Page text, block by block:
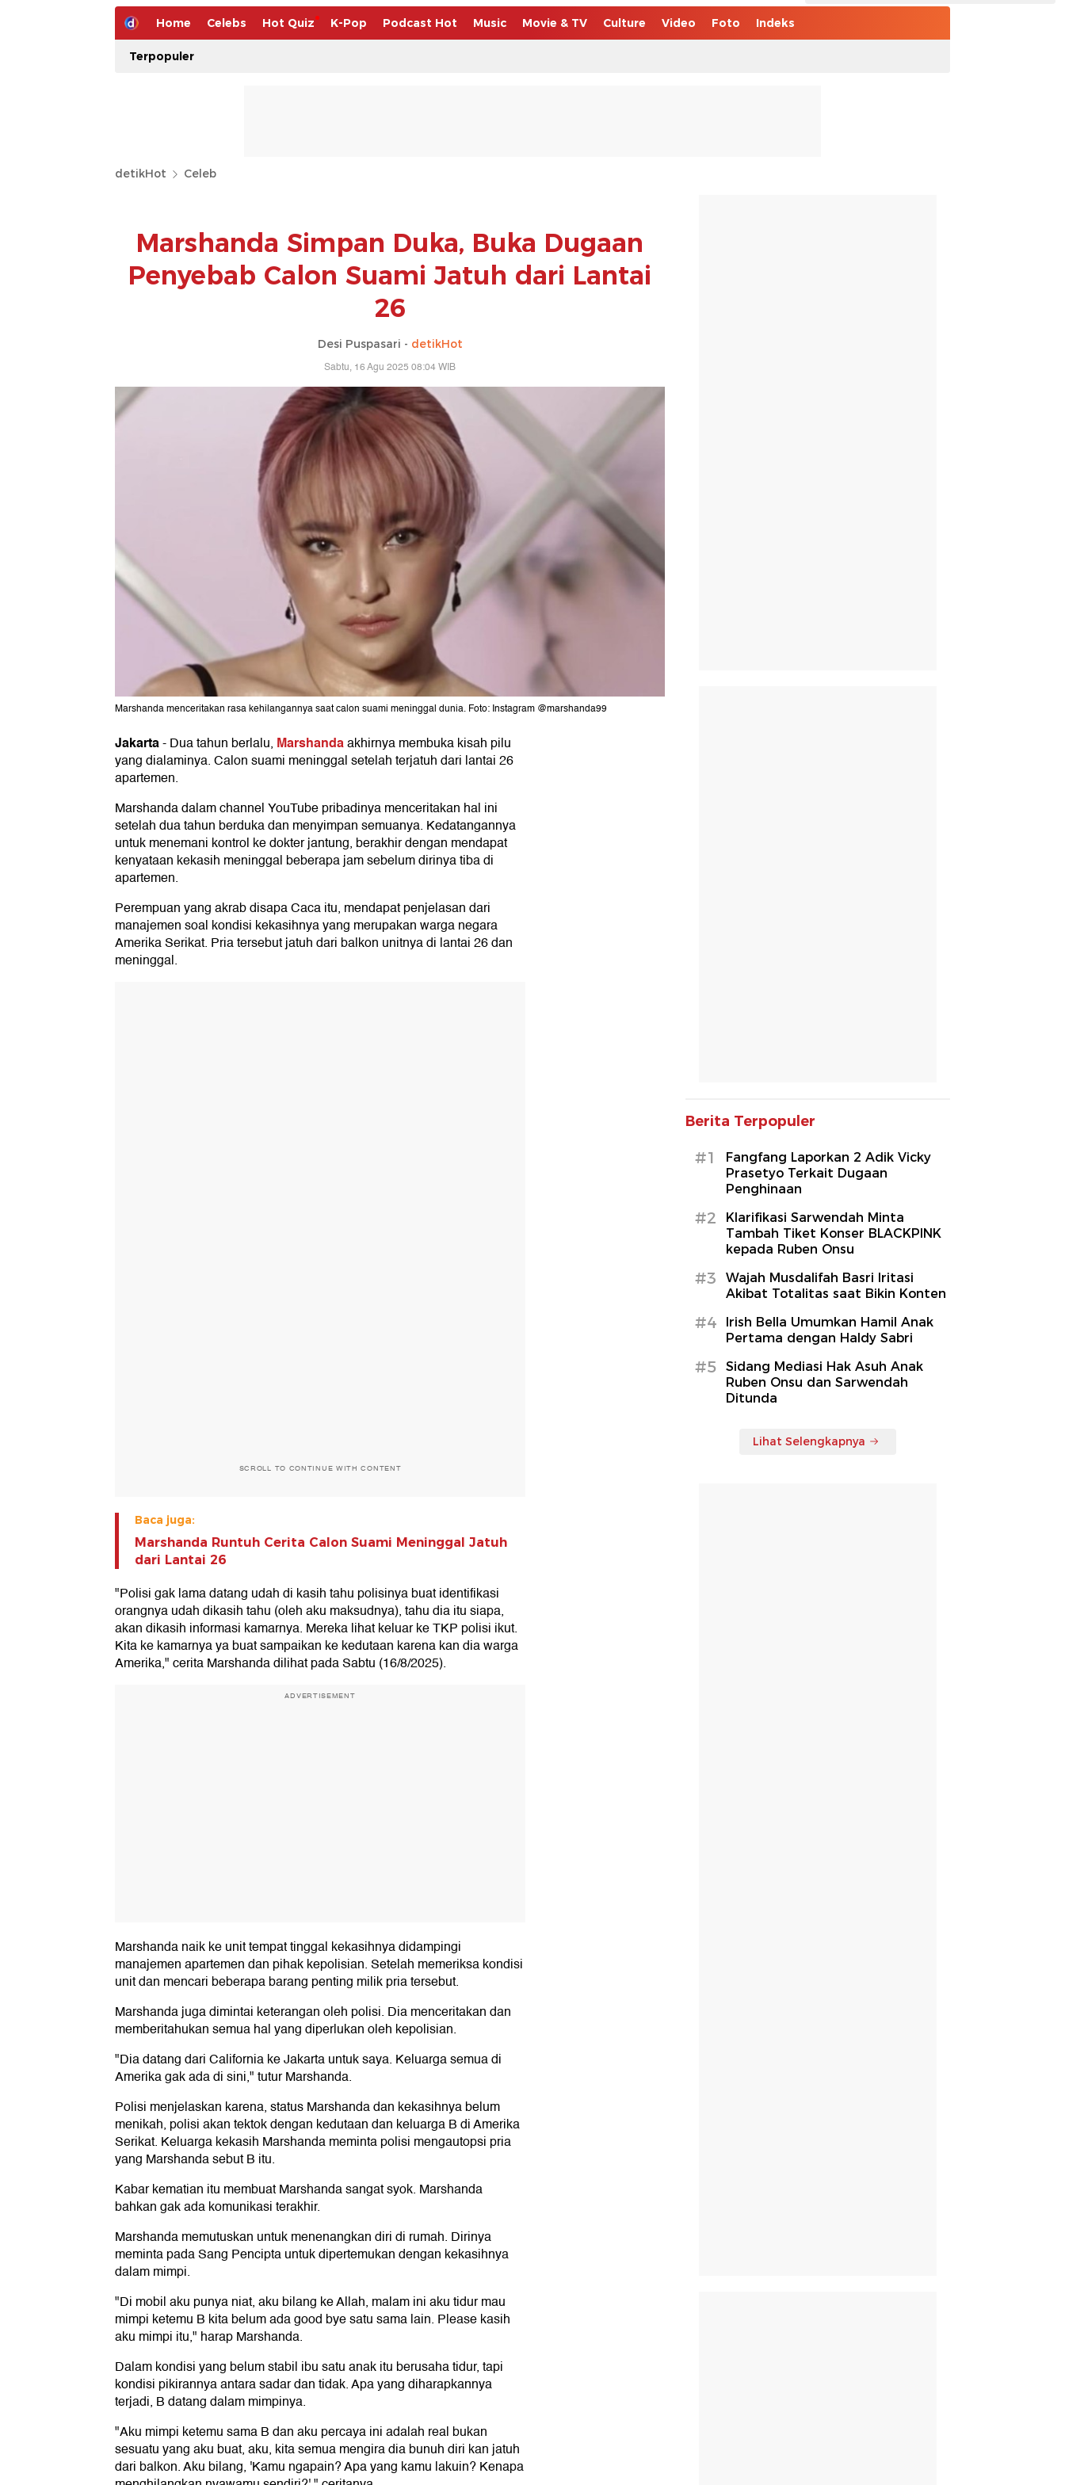
Home Celebs Hot Quiz K-Pop Podcast Hot Music Movie & TV Culture Video Foto Indeks
Terpopuler
detikHot Celeb
Marshanda Simpan Duka, Buka Dugaan
Penyebab Calon Suami Jatuh dari Lantai
26
Desi Puspasari - detikHot
Sabtu, 16 Agu 2025 08:04 WIB
Marshanda menceritakan rasa kehilangannya saat calon suami meninggal dunia. Foto: Instagram @marshanda99
Jakarta-Dua tahun berlalu, Marshandaakhirnya membuka kisah pilu
yang dialaminya. Calon suami meninggal setelah terjatuh dari lantai 26
apartemen.
Marshanda dalam channel YouTube pribadinya menceritakan hal ini
setelah dua tahun berduka dan menyimpan semuanya. Kedatangannya
untuk menemani kontrol ke dokter jantung, berakhir dengan mendapat
kenyataan kekasih meninggal beberapa jam sebelum dirinya tiba di
apartemen.
Perempuan yang akrab disapa Caca itu, mendapat penjelasan dari
manajemen soal kondisi kekasihnya yang merupakan warga negara
Amerika Serikat. Pria tersebut jatuh dari balkon unitnya di lantai 26 dan
meninggal.
SCROLL TO CONTINUE WITH CONTENT
Baca juga:
Marshanda Runtuh Cerita Calon Suami Meninggal Jatuh
dari Lantai 26
"Polisi gak lama datang udah di kasih tahu polisinya buat identifikasi
orangnya udah dikasih tahu (oleh aku maksudnya), tahu dia itu siapa,
akan dikasih informasi kamarnya. Mereka lihat keluar ke TKP polisi ikut.
Kita ke kamarnya ya buat sampaikan ke kedutaan karena kan dia warga
Amerika," cerita Marshanda dilihat pada Sabtu (16/8/2025).
ADVERTISEMENT
Marshanda naik ke unit tempat tinggal kekasihnya didampingi
manajemen apartemen dan pihak kepolisian. Setelah memeriksa kondisi
unit dan mencari beberapa barang penting milik pria tersebut.
Marshanda juga dimintai keterangan oleh polisi. Dia menceritakan dan
memberitahukan semua hal yang diperlukan oleh kepolisian.
"Dia datang dari California ke Jakarta untuk saya. Keluarga semua di
Amerika gak ada di sini," tutur Marshanda.
Polisi menjelaskan karena, status Marshanda dan kekasihnya belum
menikah, polisi akan tektok dengan kedutaan dan keluarga B di Amerika
Serikat. Keluarga kekasih Marshanda meminta polisi mengautopsi pria
yang Marshanda sebut B itu.
Kabar kematian itu membuat Marshanda sangat syok. Marshanda
bahkan gak ada komunikasi terakhir.
Marshanda memutuskan untuk menenangkan diri di rumah. Dirinya
meminta pada Sang Pencipta untuk dipertemukan dengan kekasihnya
dalam mimpi.
"Di mobil aku punya niat, aku bilang ke Allah, malam ini aku tidur mau
mimpi ketemu B kita belum ada good bye satu sama lain. Please kasih
aku mimpi itu," harap Marshanda.
Dalam kondisi yang belum stabil ibu satu anak itu berusaha tidur, tapi
kondisi pikirannya antara sadar dan tidak. Apa yang diharapkannya
terjadi, B datang dalam mimpinya.
"Aku mimpi ketemu sama B dan aku percaya ini adalah real bukan
sesuatu yang aku buat, aku, kita semua mengira dia bunuh diri kan jatuh
dari balkon. Aku bilang, 'Kamu ngapain? Apa yang kamu lakuin? Kenapa
Berita Terpopuler
#1
Fangfang Laporkan 2 Adik Vicky
Prasetyo Terkait Dugaan
Penghinaan
#2
Klarifikasi Sarwendah Minta
Tambah Tiket Konser BLACKPINK
kepada Ruben Onsu
#3
Wajah Musdalifah Basri Iritasi
Akibat Totalitas saat Bikin Konten
#4
Irish Bella Umumkan Hamil Anak
Pertama dengan Haldy Sabri
#5
Sidang Mediasi Hak Asuh Anak
Ruben Onsu dan Sarwendah
Ditunda
Lihat Selengkapnya